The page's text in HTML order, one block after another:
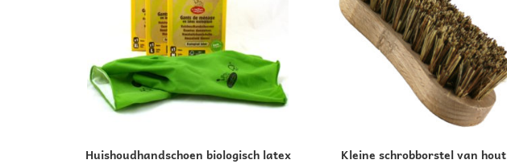
Huishoudhandschoen biologisch latex Kleine schrobborstel van hout